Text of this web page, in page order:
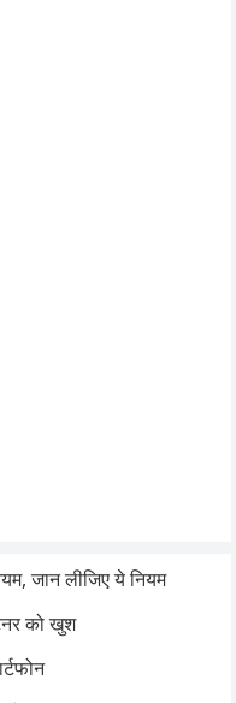
जान लीजिए ये नियम
को खुश